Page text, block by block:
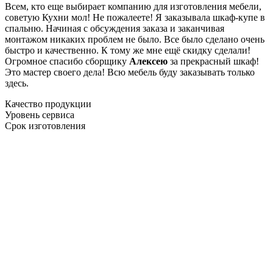
Всем, кто еще выбирает компанию для изготовления мебели,
советую Кухни мол! Не пожалеете! Я заказывала шкаф-купе в
спальню. Начиная с обсуждения заказа и заканчивая
монтажом никаких проблем не было. Все было сделано очень
быстро и качественно. К тому же мне ещё скидку сделали!
Огромное спасибо сборщику Алексею за прекрасный шкаф!
Это мастер своего дела! Всю мебель буду заказывать только
здесь.
Качество продукции
Уровень сервиса
Срок изготовления